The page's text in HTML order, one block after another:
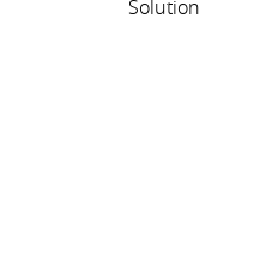
Solution